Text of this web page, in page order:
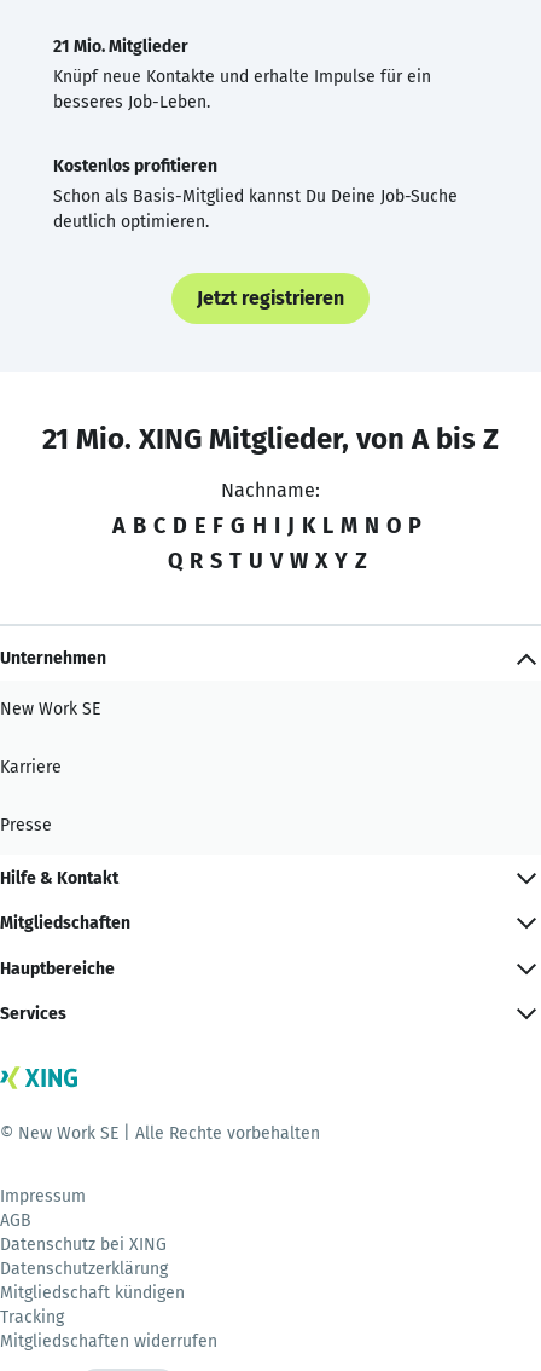
21 Mio. Mitglieder
Knüpf neue Kontakte und erhalte Impulse für ein
besseres Job-Leben.
Kostenlos profitieren
Schon als Basis-Mitglied kannst Du Deine Job-Suche
deutlich optimieren.
Jetzt registrieren
21 Mio. XING Mitglieder, von A bis Z
Nachname:
A B C D E F G H I J K L M N O P
Q R S T U V W X Y Z
Unternehmen
New Work SE
Karriere
Presse
Hilfe & Kontakt
Mitgliedschaften
Hauptbereiche
Services
© New Work SE | Alle Rechte vorbehalten
Impressum
AGB
Datenschutz bei XING
Datenschutzerklärung
Mitgliedschaft kündigen
Tracking
Mitgliedschaften widerrufen